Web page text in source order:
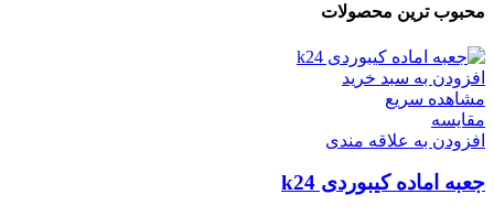
محبوب ترین محصولات
افزودن به سبد خرید
مشاهده سریع
مقایسه
افزودن به علاقه مندی
جعبه اماده کیبوردی k24